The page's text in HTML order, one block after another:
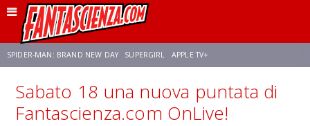
SPIDER-MAN: BRAND NEW DAY SUPERGIRL APPLE TV+
FRANCO RICCIARDIELLO ZENDAYA STAR TREK AVENGERS: DOOMSDAY
Sabato 18 una nuova puntata di
Fantascienza.com OnLive!